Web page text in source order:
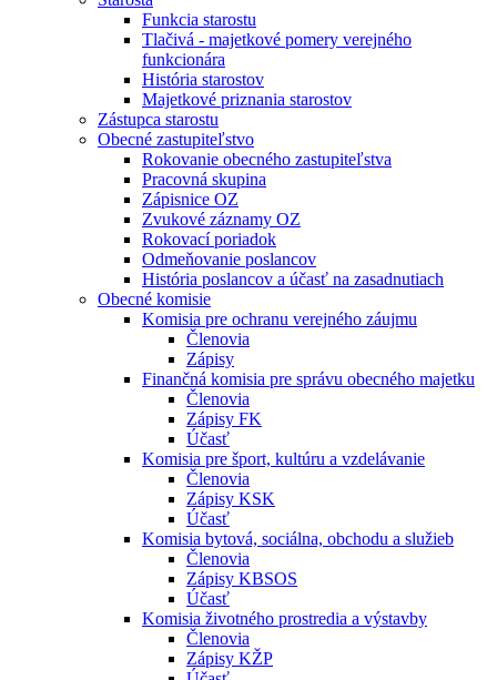
Funkcia starostu
Tlačivá - majetkové pomery verejného
funkcionára
História starostov
Majetkové priznania starostov
Zástupca starostu
Obecné zastupiteľstvo
Rokovanie obecného zastupiteľstva
Pracovná skupina
Zápisnice OZ
Zvukové záznamy OZ
Rokovací poriadok
Odmeňovanie poslancov
História poslancov a účasť na zasadnutiach
Obecné komisie
Komisia pre ochranu verejného záujmu
Členovia
Zápisy
Finančná komisia pre správu obecného majetku
Členovia
Zápisy FK
Účasť
Komisia pre šport, kultúru a vzdelávanie
Členovia
Zápisy KSK
Účasť
Komisia bytová, sociálna, obchodu a služieb
Členovia
Zápisy KBSOS
Účasť
Komisia životného prostredia a výstavby
Členovia
Zápisy KŽP